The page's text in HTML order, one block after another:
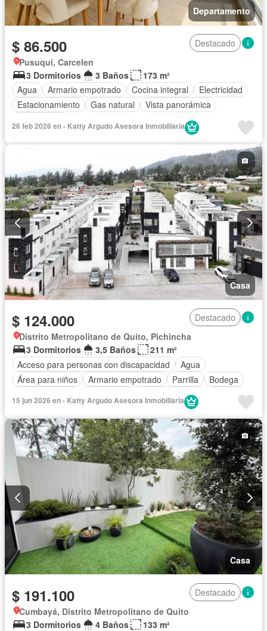
Departamento
$ 86.500
Destacado
Pusuqui, Carcelen
3 Dormitorios
3 Baños
173 m²
Agua
Armario empotrado Cocina integral
Electricidad
Estacionamiento
Gas natural
Vista panorámica
26 feb 2026 en - Katty Argudo Asesora Inmobiliaria
Casa
$ 124.000
Destacado
Distrito Metropolitano de Quito, Pichincha
3 Dormitorios
3,5 Baños
211 m²
Acceso para personas con discapacidad
Agua
Área para niños
Armario empotrado Parrilla
Bodega
Estacionamiento
Internet
Patio
Vista panorámica
Wifi
Sin amoblar
15 jun 2026 en - Katty Argudo Asesora Inmobiliaria
Casa
$ 191.100
Destacado
Cumbayá, Distrito Metropolitano de Quito
3 Dormitorios
4 Baños
133 m²